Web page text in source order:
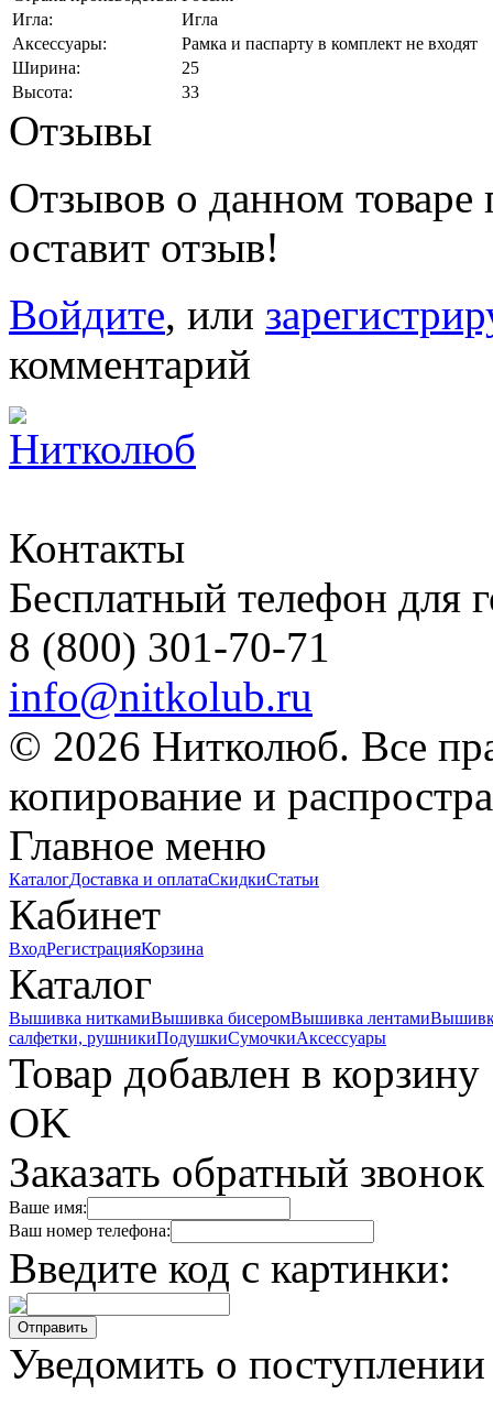
Игла:
Игла
Аксессуары:
Рамка и паспарту в комплект не входят
Ширина:
25
Высота:
33
Отзывы
Отзывов о данном товаре
оставит отзыв!
Войдите, или
комментарий
Контакты
Бесплатный телефон для
8 (800) 301-70-71
info@nitkolub.ru
© 2026 Нитколюб. Все
копирование и
Главное меню
КаталогДоставка и оплатаСкидкиСтатьи
Кабинет
ВходРегистрацияКорзина
Каталог
Вышивка ниткамиВышивка бисеромВышивка лентами
салфетки, рушникиПодушкиСумочкиАксессуары
Товар добавлен в корзину
OK
Заказать обратный звонок
Ваше имя:
Ваш номер телефона:
Введите код с картинки:
Уведомить о поступлении